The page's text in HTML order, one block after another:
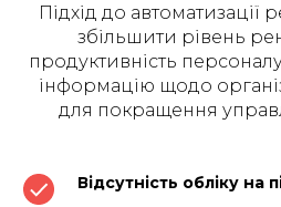
Підхід до автоматизації
збільшити рівень
продуктивність
інформацію щодо
для покращення
Відсутність обліку на